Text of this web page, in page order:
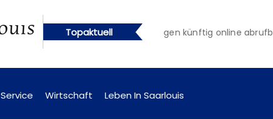
Topaktuell
Öffentliche Bekanntmachungen künftig online abrufbar
Service Wirtschaft Leben In Saarlouis